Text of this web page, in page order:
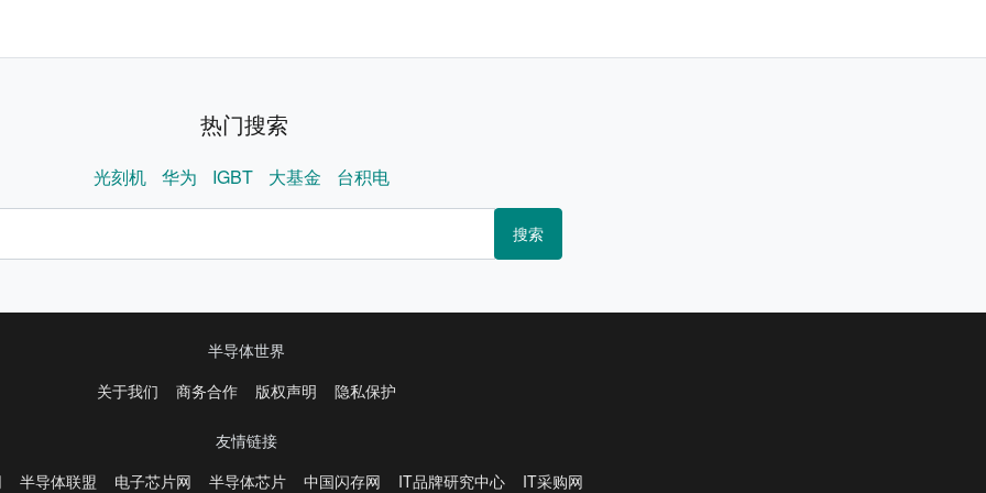
热门搜索
光刻机 华为 IGBT 大基金 台积电
搜索
半导体世界
关于我们
商务合作 版权声明 隐私保护
友情链接
半导体联盟 电子芯片网 半导体芯片 中国闪存网 IT品牌研究中心 IT采购网